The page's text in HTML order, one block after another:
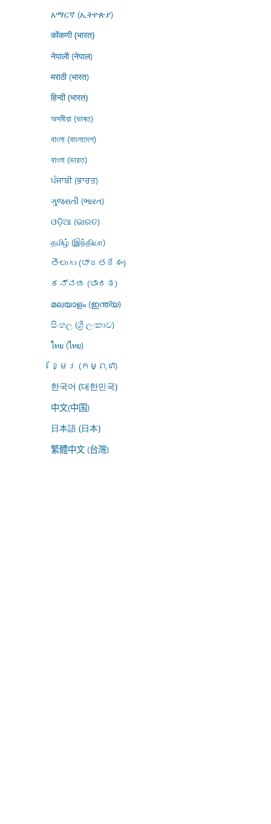
አማርኛ (ኢትዮጵያ)
कोंकणी (भारत)
नेपाली (नेपाल)
मराठी (भारत)
हिन्दी (भारत)
অসমীয়া (ভাৰত)
বাংলা (বাংলাদেশ)
বাংলা (ভারত)
ਪੰਜਾਬੀ (ਭਾਰਤ)
ગુજરાતી (ભારત)
ଓଡ଼ିଆ (ଭାରତ)
தமிழ் (இந்தியா)
తెలుగు (భారతదేశం)
ಕನ್ನಡ (ಭಾರತ)
മലയാളം (ഇന്ത്യ)
සිංහල (ශ්‍රී ලංකාව)
ไทย (ไทย)
ខ្មែរ (កម្ពុជា)
한국어 (대한민국)
中文(中国)
日本語 (日本)
繁體中文 (台灣)